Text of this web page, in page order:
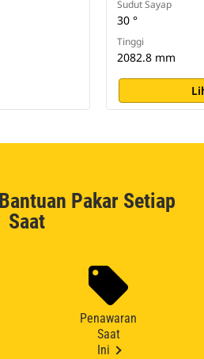
Sudut Sayap
30 °
Tinggi
2082.8 mm
Pakar Setiap
Saat
Penawaran
Saat
Ini